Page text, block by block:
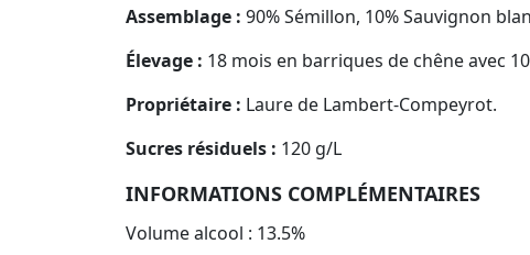
Assemblage : 90% Sémillon, 10% Sauvignon
Élevage : 18 mois en barriques de chêne avec
Propriétaire : Laure de Lambert-Compeyrot.
Sucres résiduels : 120 g/L
INFORMATIONS COMPLÉMENTAIRES
Volume alcool : 13.5%